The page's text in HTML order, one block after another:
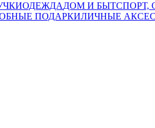
ОДЕЖДАДОМ И БЫТСПОРТ,
ПОДАРКИЛИЧНЫЕ